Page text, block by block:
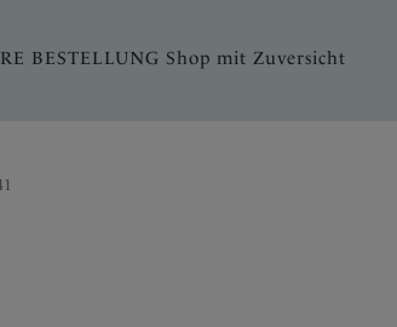
BESTELLUNG Shop mit Zuversicht